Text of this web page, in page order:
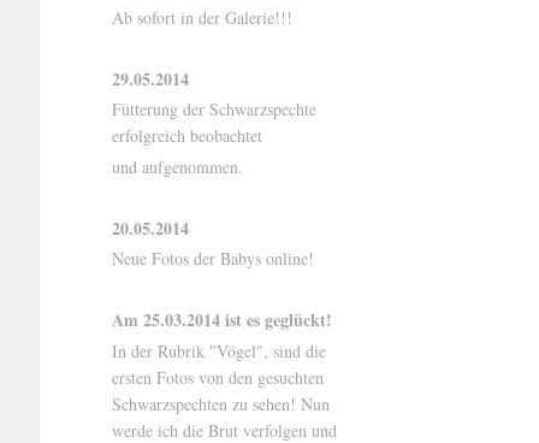
Ab sofort in der Galerie!!!
29.05.2014
Fütterung der Schwarzspechte
erfolgreich beobachtet
und aufgenommen.
20.05.2014
Neue Fotos der Babys online!
Am 25.03.2014 ist es geglückt!
In der Rubrik "Vögel", sind die
ersten Fotos von den gesuchten
Schwarzspechten zu sehen! Nun
werde ich die Brut verfolgen und